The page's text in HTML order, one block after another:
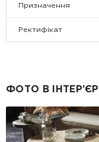
Призначення
Ректифікат
ФОТО В